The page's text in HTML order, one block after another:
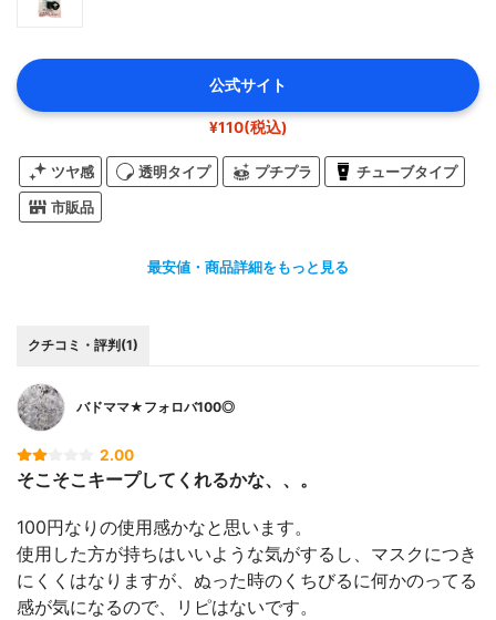
公式サイト
¥110(税込)
ツヤ感 透明タイプ プチプラ チューブタイプ
市販品
最安値・商品詳細をもっと見る
クチコミ・評判(1)
バドママ★フォロバ100◎
2.00
そこそこキープしてくれるかな、、。
100円なりの使用感かなと思います。
使用した方が持ちはいいような気がするし、マスクにつき
にくくはなりますが、ぬった時のくちびるに何かのってる
感が気になるので、リピはないです。